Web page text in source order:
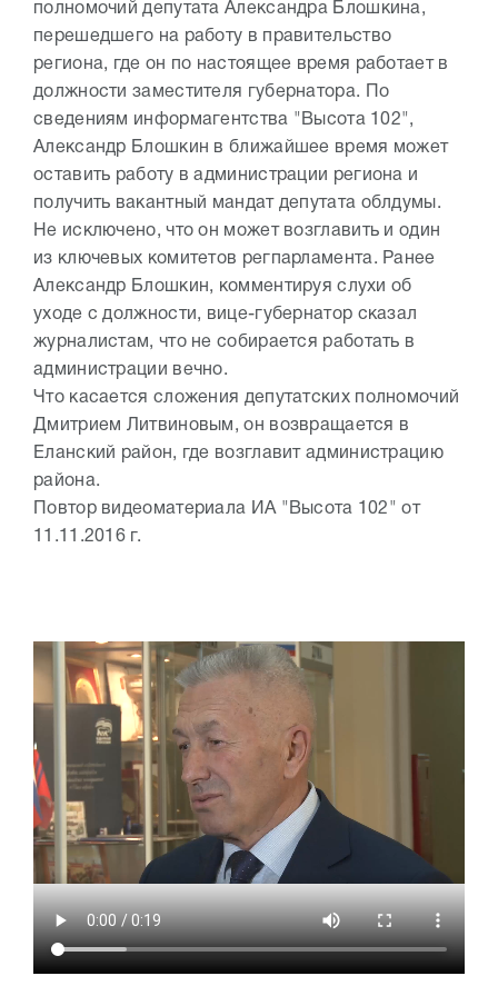
полномочий депутата Александра Блошкина,
перешедшего на работу в правительство
региона, где он по настоящее время работает в
должности заместителя губернатора. По
сведениям информагентства "Высота 102",
Александр Блошкин в ближайшее время может
оставить работу в администрации региона и
получить вакантный мандат депутата облдумы.
Не исключено, что он может возглавить и один
из ключевых комитетов регпарламента. Ранее
Александр Блошкин, комментируя слухи об
уходе с должности, вице-губернатор сказал
журналистам, что не собирается работать в
администрации вечно.
Что касается сложения депутатских полномочий
Дмитрием Литвиновым, он возвращается в
Еланский район, где возглавит администрацию
района.
Повтор видеоматериала ИА "Высота 102" от
11.11.2016 г.